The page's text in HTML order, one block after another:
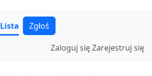
Lista Zgłoś
Zaloguj sięZarejestruj się